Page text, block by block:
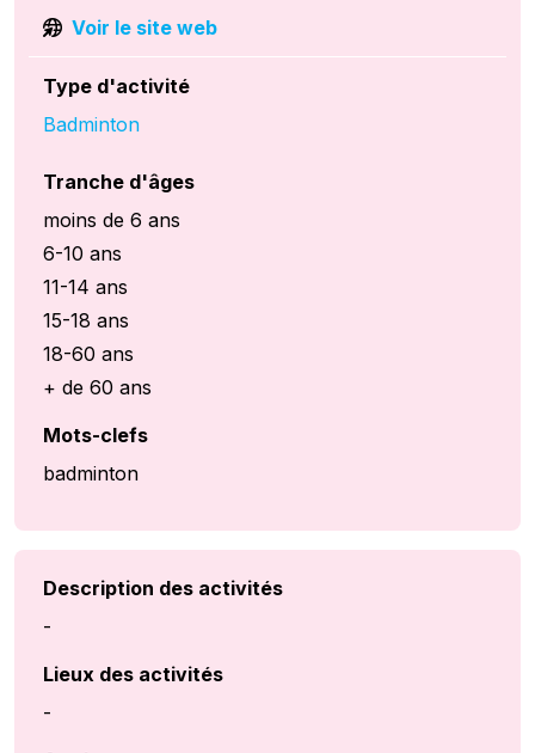
Voir le site web
Type d'activité
Badminton
Tranche d'âges
moins de 6 ans
6-10 ans
11-14 ans
15-18 ans
18-60 ans
+ de 60 ans
Mots-clefs
badminton
Description des activités
-
Lieux des activités
-